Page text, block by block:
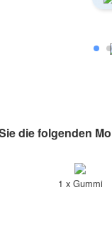
die folgenden
1 x Gummi